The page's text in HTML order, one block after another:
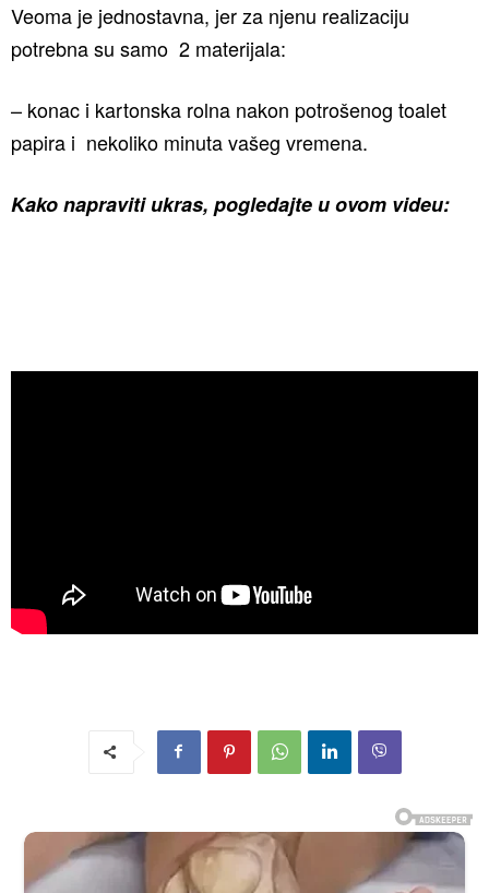
Veoma je jednostavna, jer za njenu realizaciju
potrebna su samo 2 materijala:
– konac i kartonska rolna nakon potrošenog toalet
papira i nekoliko minuta vašeg vremena.
Kako napraviti ukras, pogledajte u ovom videu: